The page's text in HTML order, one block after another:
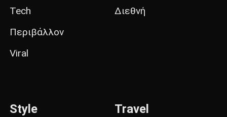
Tech
Περιβάλλον
Viral
Διεθνή
Style Travel